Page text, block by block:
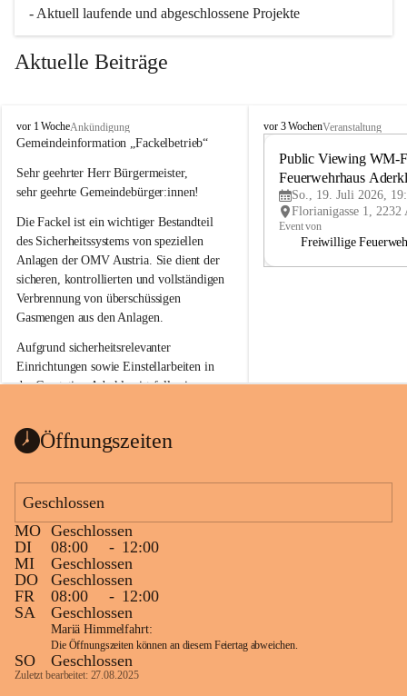
- Aktuell laufende und abgeschlossene Projekte
Aktuelle Beiträge
A
d
r
k
a
a
vor 1 WocheAnkündigung
Gemeindeinformation „Fackelbetrieb“
Sehr geehrter Herr Bürgermeister,
sehr geehrte Gemeindebürger:innen!
Die Fackel ist ein wichtiger Bestandteil
des Sicherheitssystems von speziellen
Anlagen der OMV Austria. Sie dient der
sicheren, kontrollierten und vollständigen
Verbrennung von überschüssigen
Gasmengen aus den Anlagen.
Aufgrund sicherheitsrelevanter
Einrichtungen sowie Einstellarbeiten in
der Gasstation Aderklaa ist fallweise
kommenden Tagen und Wochen wird
sein.
Die OMV Austria ist bemüht, für die
Bevölkerung ungewohnte, jedoch
technisch notwendige Betriebszustände so
kurz wie möglich zu halten.
Wir bitten daher die umliegende
Bevölkerung um Verständnis.
Glück Auf!
A
vor 3 WochenVeranstaltung
Public Viewing WM-
Feuerwehrhaus
So., 19. Juli 2026,
Event von
Freiwillige
Öffnungszeiten
Geschlossen
MO Geschlossen
DI
08:00 - 12:00
MI
Geschlossen
DO
Geschlossen
FR
08:00 - 12:00
SA
Geschlossen
Mariä Himmelfahrt:
Die Öffnungszeiten können an diesem Feiertag abweichen.
SO Geschlossen
Zuletzt bearbeitet: 27.08.2025